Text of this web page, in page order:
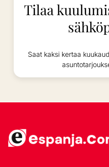
Tilaa
Saat kaksi kertaa